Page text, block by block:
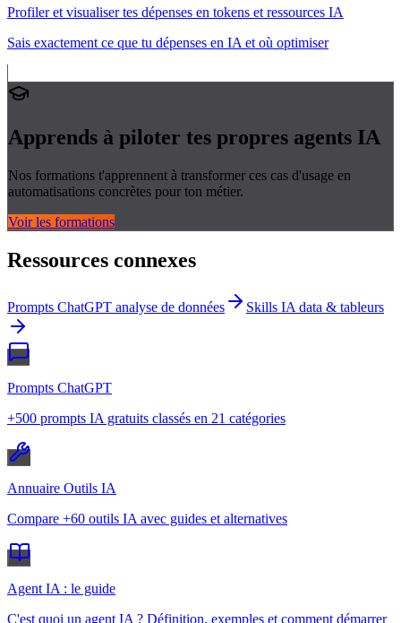
Profiler et visualiser tes dépenses en tokens et ressources IA
Sais exactement ce que tu dépenses en IA et où optimiser
Apprends à piloter tes propres agents IA
Nos formations t'apprennent à transformer ces cas d'usage en
automatisations concrètes pour ton métier.
Voir les formations
Ressources connexes
Prompts ChatGPT analyse de données Skills IA data & tableurs
Prompts ChatGPT
+500 prompts IA gratuits classés en 21 catégories
Annuaire Outils IA
Compare +60 outils IA avec guides et alternatives
Agent IA : le guide
C'est quoi un agent IA ? Définition, exemples et comment démarrer